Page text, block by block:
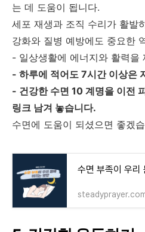
는 데 도움이 됩니다.
세포 재생과 조직 수리가 활발
강화와 질병 예방에도 중요한
- 일상생활에 에너지와 활력을
- 하루에 적어도 7시간 이상은
- 건강한 수면 10 계명을 이전
링크 남겨 놓습니다.
수면에 도움이 되셨으면 좋겠